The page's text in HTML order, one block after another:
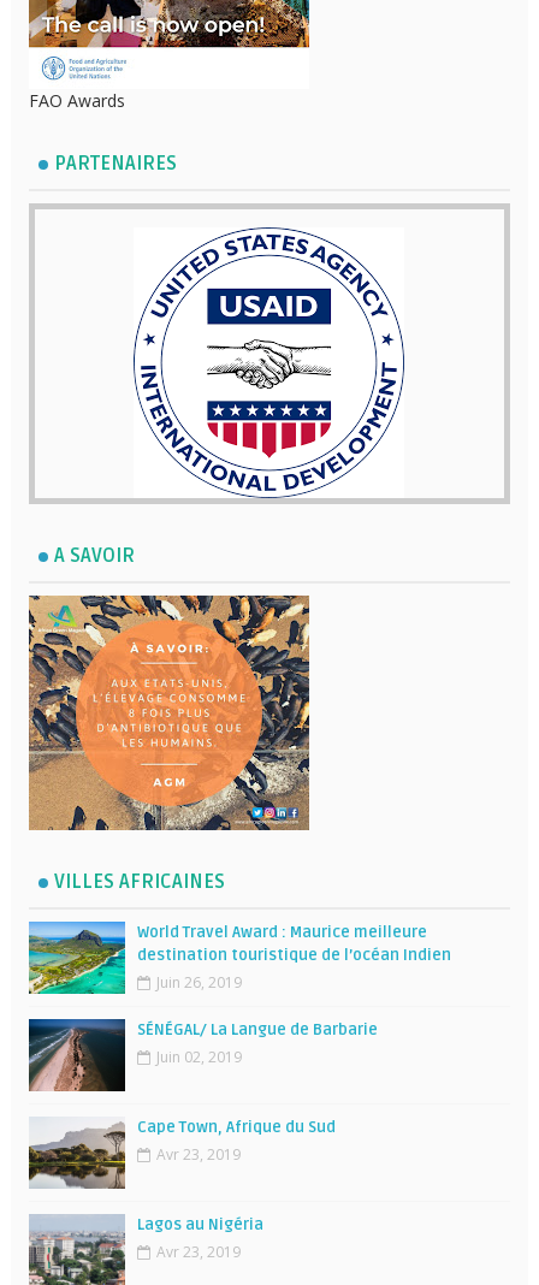
FAO Awards
PARTENAIRES
A SAVOIR
VILLES AFRICAINES
World Travel Award : Maurice meilleure
destination touristique de l’océan Indien
Juin 26, 2019
SÉNÉGAL/ La Langue de Barbarie
Juin 02, 2019
Cape Town, Afrique du Sud
Avr 23, 2019
Lagos au Nigéria
Avr 23, 2019